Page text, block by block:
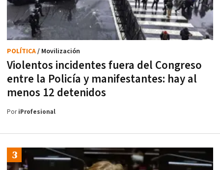
Violentos incidentes fuera del Congreso
entre la Policía y manifestantes: hay al
menos 12 detenidos
POLÍTICA/ Movilización
PoriProfesional